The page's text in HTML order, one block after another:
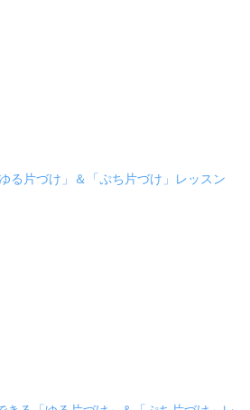
る片づけ」＆「ぷち片づけ」レッスン